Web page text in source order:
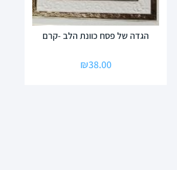
הגדה של פסח כוונת הלב -קרם
₪38.00